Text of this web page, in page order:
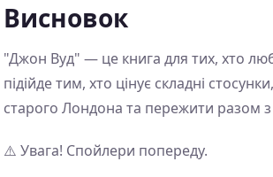
Висновок
"Джон Вуд" — це книга для тих, хто
підійде тим, хто цінує складні
старого Лондона та пережити разом
⚠️ Увага! Спойлери попереду.